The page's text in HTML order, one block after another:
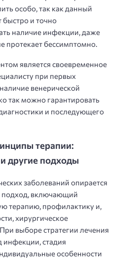
особо, так как данный
быстро и точно
наличие инфекции, даже
протекает бессимптомно.
является своевременное
при первых
венерической
так можно гарантировать
и последующего
терапии:
другие подходы
заболеваний опирается
подход, включающий
терапию, профилактику и,
хирургическое
выборе стратегии лечения
инфекции, стадия
особенности